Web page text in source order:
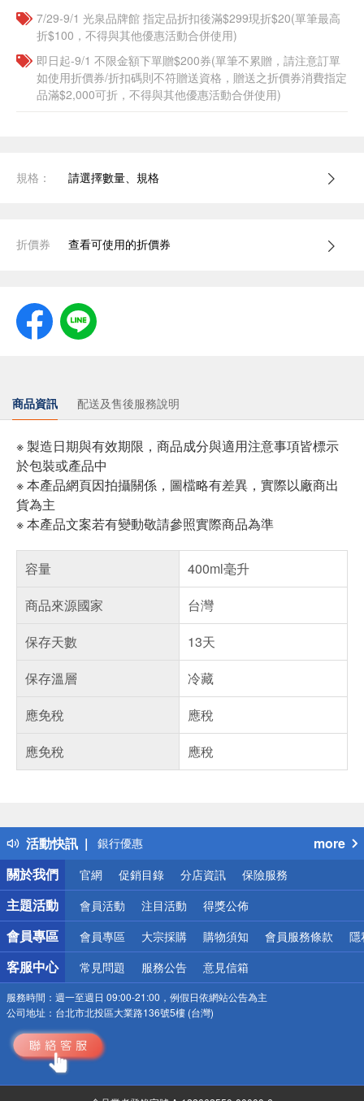
7/29-9/1 光泉品牌館 指定品折扣後滿$299現折$20(單筆最高
折$100，不得與其他優惠活動合併使用)
即日起-9/1 不限金額下單贈$200券(單筆不累贈，請注意訂單
如使用折價券/折扣碼則不符贈送資格，贈送之折價券消費指定
品滿$2,000可折，不得與其他優惠活動合併使用)
規格： 請選擇數量、規格
折價券 查看可使用的折價券
商品資訊 配送及售後服務說明
※ 製造日期與有效期限，商品成分與適用注意事項皆標示
於包裝或產品中
※ 本產品網頁因拍攝關係，圖檔略有差異，實際以廠商出
貨為主
※ 本產品文案若有變動敬請參照實際商品為準
容量
400ml毫升
商品來源國家
台灣
保存天數
13天
保存溫層
冷藏
應免稅
應稅
應免稅
應稅
活動快訊
偏遠地區配送
熱門話題
銀行優惠
偏遠地區配送
詐騙網頁！請小心！
more
關於我們
官網 促銷目錄 分店資訊 保險服務
主題活動 會員活動 注目活動 得獎公佈
會員專區 會員專區 大宗採購 購物須知 會員服務條款 隱
客服中心 常見問題 服務公告 意見信箱
服務時間： 週一至週日 09:00-21:00，例假日依網站公告為主
公司地址： 台北市北投區大業路136號5樓 (台灣)